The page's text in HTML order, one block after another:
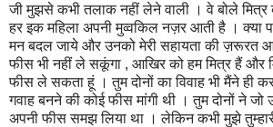
जी मुझसे कभी तलाक नहीं लेने वाली । वे बोले मित्र
हर इक महिला अपनी मुव्वकिल नज़र आती है । क्या
मन बदल जाये और उनको मेरी सहायता की ज़रूरत
फीस भी नहीं ले सकूंगा , आखिर को हम मित्र हैं और
फीस ले सकता हूं । तुम दोनों का विवाह भी मैंने ही
गवाह बनने की कोई फीस मांगी थी । तुम दोनों ने जो
अपनी फीस समझ लिया था । लेकिन कभी मुझे